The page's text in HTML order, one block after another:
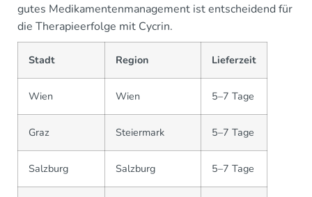
gutes Medikamentenmanagement ist entscheidend für
die Therapieerfolge mit Cycrin.
Stadt Region Lieferzeit
Wien Wien 5–7 Tage
Graz Steiermark 5–7 Tage
Salzburg Salzburg 5–7 Tage